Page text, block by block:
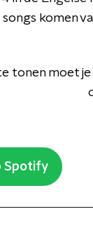
songs komen
tonen moet je
Spotify